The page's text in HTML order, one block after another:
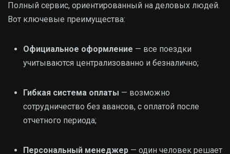
Полный сервис, ориентированный на деловых людей.
Вот ключевые преимущества:
Официальное оформление — все поездки
учитываются централизованно и безналично;
Гибкая система оплаты — возможно
сотрудничество без авансов, с оплатой после
отчетного периода;
Персональный менеджер — один человек решает